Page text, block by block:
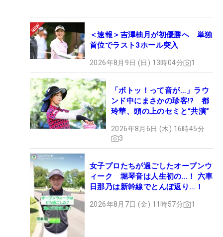
＜速報＞吉澤柚月が初優勝へ 単独
首位でラスト3ホール突入
2026年8月9日 (日) 13時04分 1
「ボトッ！って音が…」ラウ
ンド中にまさかの珍客!? 都
玲華、頭の上のセミと“共演”
2026年8月6日 (木) 16時45分
3
女子プロたちが過ごしたオープンウ
ィーク 堀琴音は人生初の…！ 六車
日那乃は新幹線でとんぼ返り…！
2026年8月7日 (金) 11時57分 1